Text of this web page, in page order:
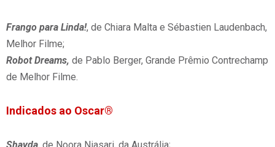
Frango para Linda!, de Chiara Malta e Sébastien Laudenbach,
Melhor Filme;
Robot Dreams, de Pablo Berger, Grande Prêmio Contrechamp
de Melhor Filme.
Indicados ao Oscar®